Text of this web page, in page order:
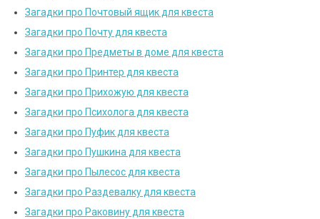
Загадки про Почтовый ящик для квеста
Загадки про Почту для квеста
Загадки про Предметы в доме для квеста
Загадки про Принтер для квеста
Загадки про Прихожую для квеста
Загадки про Психолога для квеста
Загадки про Пуфик для квеста
Загадки про Пушкина для квеста
Загадки про Пылесос для квеста
Загадки про Раздевалку для квеста
Загадки про Раковину для квеста